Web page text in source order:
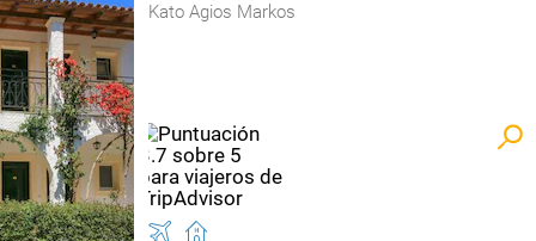
Kato Agios Markos